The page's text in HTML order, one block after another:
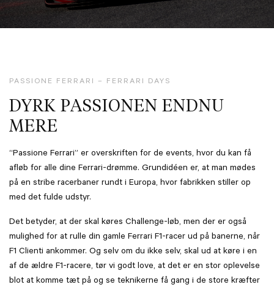
PASSIONE FERRARI – FERRARI DAYS
DYRK PASSIONEN ENDNU
MERE
“Passione Ferrari” er overskriften for de events, hvor du kan få
afløb for alle dine Ferrari-drømme. Grundidéen er, at man mødes
på en stribe racerbaner rundt i Europa, hvor fabrikken stiller op
med det fulde udstyr.
Det betyder, at der skal køres Challenge-løb, men der er også
mulighed for at rulle din gamle Ferrari F1-racer ud på banerne, når
F1 Clienti ankommer. Og selv om du ikke selv, skal ud at køre i en
af de ældre F1-racere, tør vi godt love, at det er en stor oplevelse
blot at komme tæt på og se teknikerne få gang i de store kræfter